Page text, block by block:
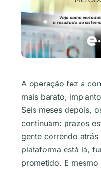
A operação fez a
mais barato,
Seis meses depois,
continuam: prazos
gente correndo
plataforma está lá,
prometido. E